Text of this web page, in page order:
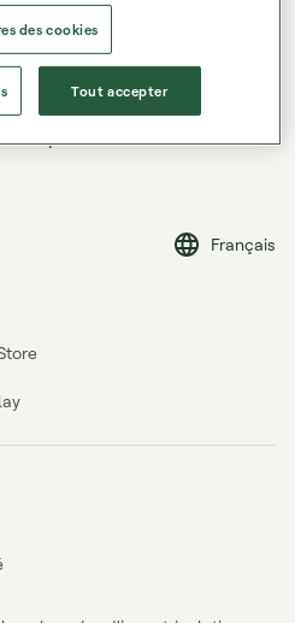
Français
des cookies
Tout accepter